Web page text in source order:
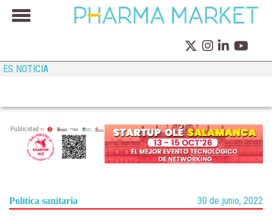
ES NOTICIA
Publicidad
Política sanitaria 30 de junio, 2022